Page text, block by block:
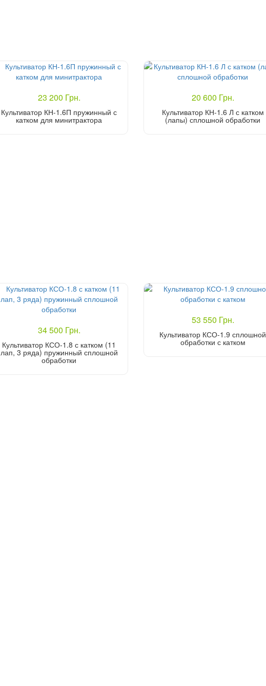
23 200 Грн.
Культиватор КН-1.6П пружинный с
катком для минитрактора
20 600 Грн.
Культиватор КН-1.6 Л с катком
(лапы) сплошной обработки
34 500 Грн.
Культиватор КСО-1.8 с катком (11
лап, 3 ряда) пружинный сплошной
обработки
53 550 Грн.
Культиватор КСО-1.9 сплошной
обработки с катком